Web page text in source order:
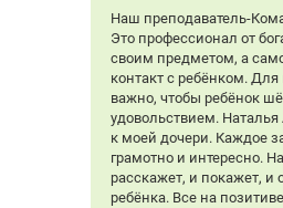
Наш преподаватель-
Это профессионал от
своим предметом, а
контакт с ребёнком.
важно, чтобы ребёнок
удовольствием.
к моей дочери. Каждое
грамотно и интересно.
расскажет, и покажет, и
ребёнка. Все на